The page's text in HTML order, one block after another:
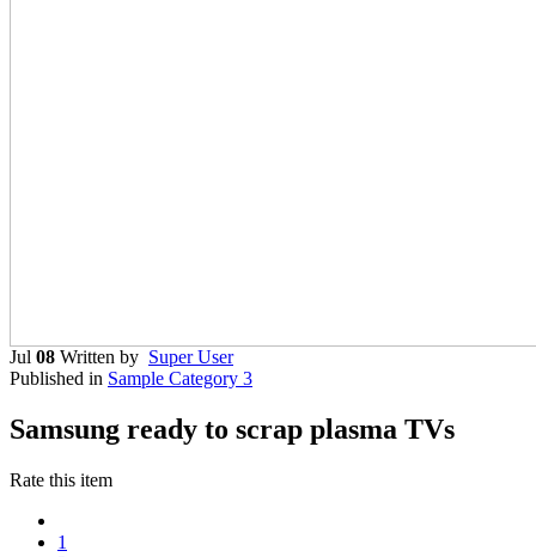
Jul 08 Written by Super User
Published in Sample Category 3
Samsung ready to scrap plasma TVs
Rate this item
1